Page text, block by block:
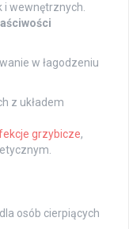
i wewnętrznych.
w łagodzeniu
z układem
grzybicze,
osób cierpiących